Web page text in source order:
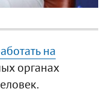
на
органах